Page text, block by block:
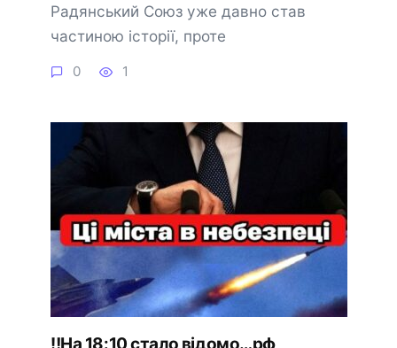
Радянський Союз уже давно став
частиною історії, проте
0 1